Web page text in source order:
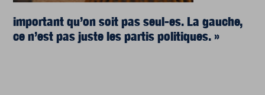
important qu’on soit pas seul-es. La gauche,
ce n’est pas juste les partis politiques. »